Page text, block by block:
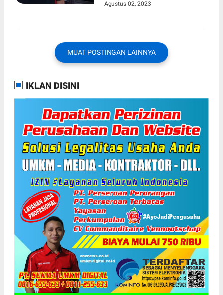
Terkait Penyidikan Dugaan
Agustus 02, 2023
MUAT POSTINGAN LAINNYA
IKLAN DISINI